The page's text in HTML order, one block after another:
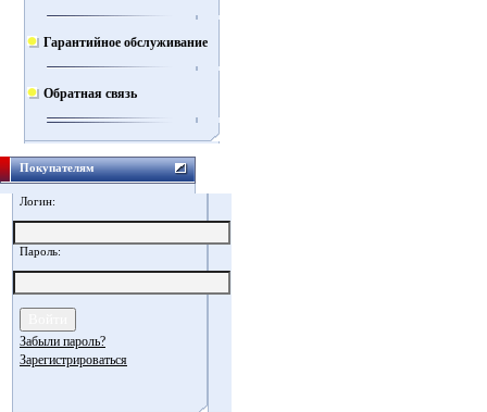
Гарантийное обслуживание
Обратная связь
Покупателям
Логин:
Пароль:
Забыли пароль?
Зарегистрироваться